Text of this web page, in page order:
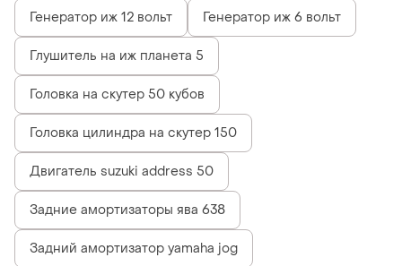
Генератор иж 12 вольт Генератор иж 6 вольт
Глушитель на иж планета 5
Головка на скутер 50 кубов
Головка цилиндра на скутер 150
Двигатель suzuki address 50
Задние амортизаторы ява 638
Задний амортизатор yamaha jog